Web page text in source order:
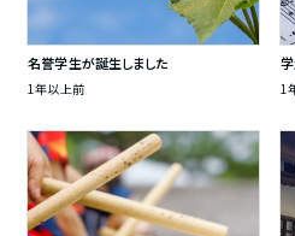
名誉学生が誕生しました
1年以上前 1